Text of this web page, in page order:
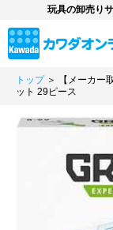
玩具の卸売り
トップ＞ 【メーカー
ット 29ピース